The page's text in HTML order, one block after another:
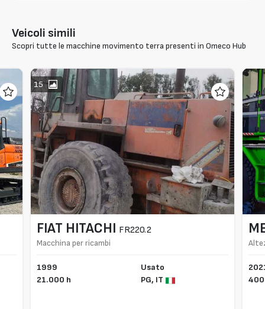
Veicoli simili
Scopri tutte le macchine movimento terra presenti in Omeco Hub
15
FIAT HITACHI FR220.2
Macchina per ricambi
1999
21.000 h
Usato
PG, IT